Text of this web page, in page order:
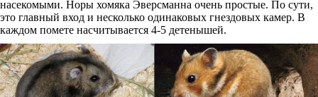
насекомыми. Норы хомяка Эверсманна очень простые. По сути,
это главный вход и несколько одинаковых гнездовых камер. В
каждом помете насчитывается 4-5 детенышей.